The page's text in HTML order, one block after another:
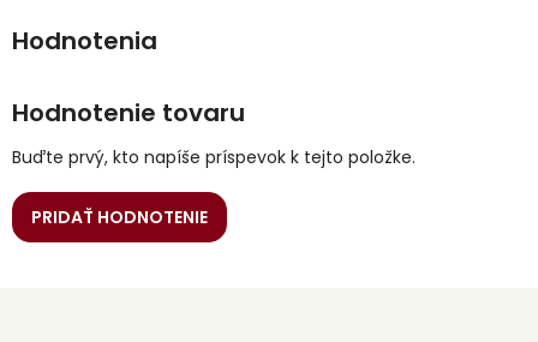
Hodnotenie tovaru
Buďte prvý, kto napíše príspevok k tejto položke.
PRIDAŤ HODNOTENIE